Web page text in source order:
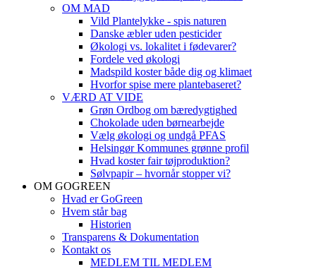
OM MAD
Vild Plantelykke - spis naturen
Danske æbler uden pesticider
Økologi vs. lokalitet i fødevarer?
Fordele ved økologi
Madspild koster både dig og klimaet
Hvorfor spise mere plantebaseret?
VÆRD AT VIDE
Grøn Ordbog om bæredygtighed
Chokolade uden børnearbejde
Vælg økologi og undgå PFAS
Helsingør Kommunes grønne profil
Hvad koster fair tøjproduktion?
Sølvpapir – hvornår stopper vi?
OM GOGREEN
Hvad er GoGreen
Hvem står bag
Historien
Transparens & Dokumentation
Kontakt os
MEDLEM TIL MEDLEM